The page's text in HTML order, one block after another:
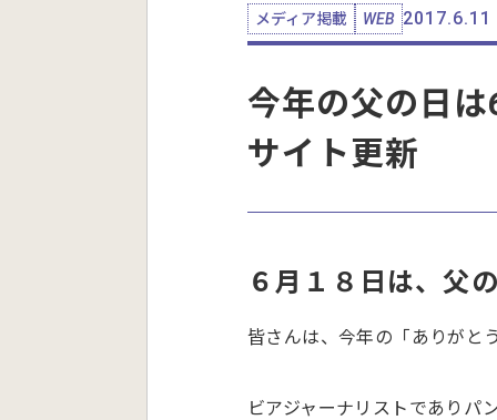
メディア掲載 WEB 2017.6.11
今年の父の日
サイト更新
６月１８日は、父
皆さんは、今年の「ありがと
ビアジャーナリストでありパ